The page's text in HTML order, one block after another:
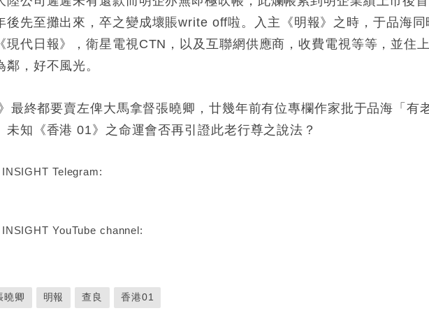
後先至攤出來，卒之變成壞賬write off啦。入主《明報》之時，于品海同
現代日報》，衛星電視CTN，以及互聯網供應商，收費電視等等，並住
，好不風光。
最終都要賣左俾大馬拿督張曉卿，廿幾年前有位專欄作家批于品海「有
未知《香港 01》之命運會否再引證此老行尊之說法？
Telegram:
YouTube channel:
曉卿 明報 查良 香港01